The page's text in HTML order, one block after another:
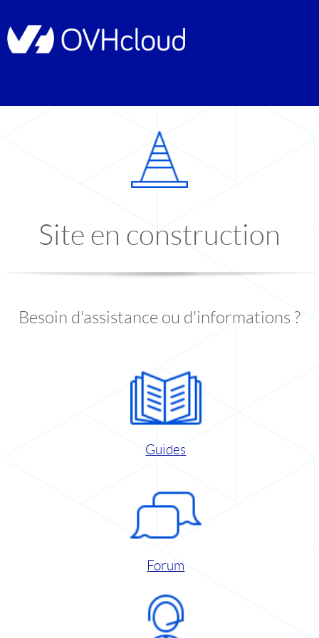
Site en construction
Besoin d'assistance ou d'informations ?
Guides
Forum